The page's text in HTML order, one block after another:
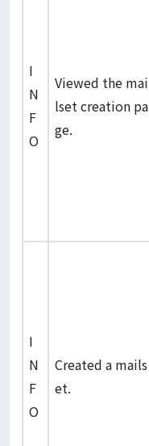
I
N
F
O
Viewed the mai
lset creation pa
ge.
I
N
F
O
Created a mails
et.